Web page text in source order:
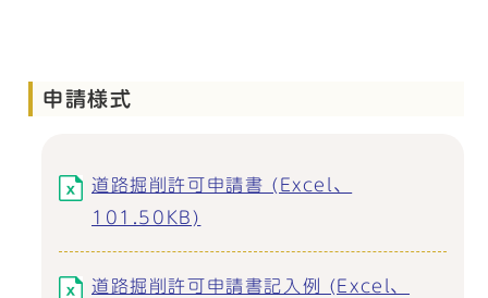
申請様式
道路掘削許可申請書 (Excel、
101.50KB)
道路掘削許可申請書記入例 (Excel、